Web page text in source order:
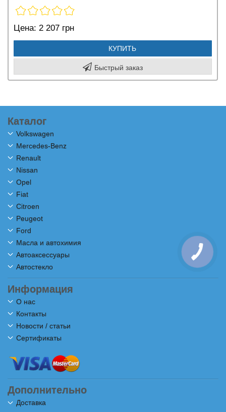
Цена: 2 207 грн
КУПИТЬ
Быстрый заказ
Каталог
Volkswagen
Mercedes-Benz
Renault
Nissan
Opel
Fiat
Citroen
Peugeot
Ford
Масла и автохимия
Автоаксессуары
Автостекло
Информация
О нас
Контакты
Новости / статьи
Сертификаты
Дополнительно
Доставка